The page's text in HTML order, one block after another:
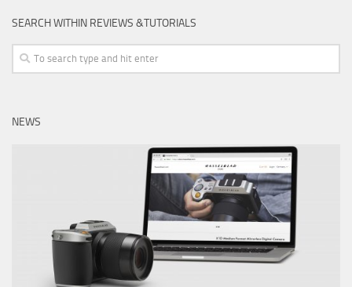
SEARCH WITHIN REVIEWS &TUTORIALS
NEWS